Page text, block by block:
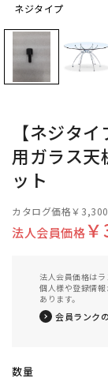
ネジタイプ
【ネジタ
用ガラス
ット
カタログ価格￥3,300
法人会員価格
法人会員価格はラ
個人様や登録情
あります。
会員ランク
数量